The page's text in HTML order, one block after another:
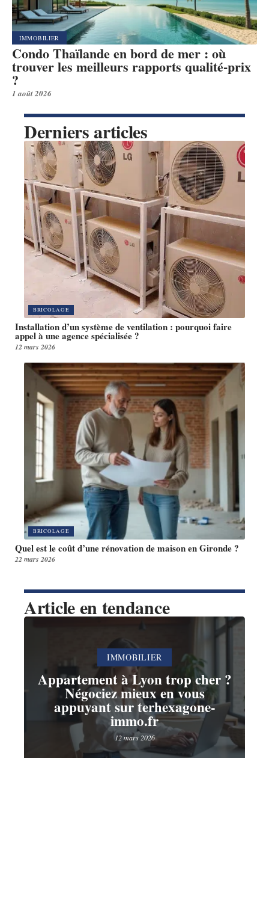
IMMOBILIER
Condo Thaïlande en bord de mer : où
trouver les meilleurs rapports qualité-prix
?
1 août 2026
Derniers articles
BRICOLAGE
Installation d’un système de ventilation : pourquoi faire
appel à une agence spécialisée ?
12 mars 2026
BRICOLAGE
Quel est le coût d’une rénovation de maison en Gironde ?
22 mars 2026
Article en tendance
IMMOBILIER
Appartement à Lyon trop cher ?
Négociez mieux en vous
appuyant sur terhexagone-
immo.fr
12 mars 2026